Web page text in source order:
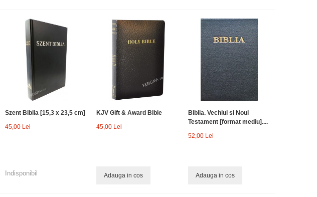
Szent Biblia [15,3 x 23,5 cm]
45,00 Lei
Indisponibil
KJV Gift & Award Bible
45,00 Lei
Adauga in cos
Biblia. Vechiul si Noul
Testament [format mediu]....
52,00 Lei
Adauga in cos